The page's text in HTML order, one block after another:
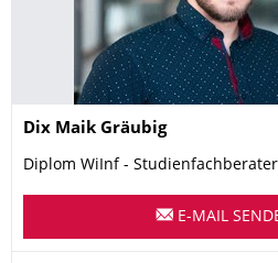
Name
Dix Maik Gräubig
Diplom WiInf -
E-MAIL